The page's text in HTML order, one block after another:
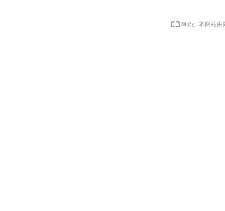
本网站由